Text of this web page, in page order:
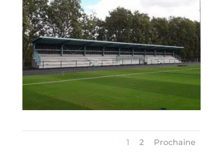
1 2 Prochaine